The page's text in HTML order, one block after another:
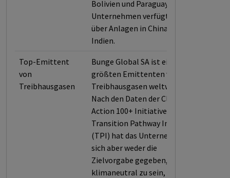
Bolivien und Paraguay. Das
Unternehmen verfügt auch
über Anlagen in China und
Indien.
Top-Emittent
von
Treibhausgasen
Bunge Global SA ist einer der
größten Emittenten von
Treibhausgasen weltweit.
Nach den Daten der Climate
Action 100+ Initiative bzw. der
Transition Pathway Initiative
(TPI) hat das Unternehmen
sich aber weder die
Zielvorgabe gegeben, bis 2050
klimaneutral zu sein, noch